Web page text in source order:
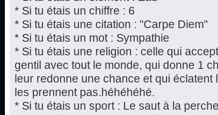
* Si tu étais un chiffre : 6
* Si tu étais une citation : "Carpe Diem"
* Si tu étais un mot : Sympathie
* Si tu étais une religion : celle qui
gentil avec tout le monde, qui donne 1
leur redonne une chance et qui
les prennent pas.héhéhéhé.
* Si tu étais un sport : Le saut à la